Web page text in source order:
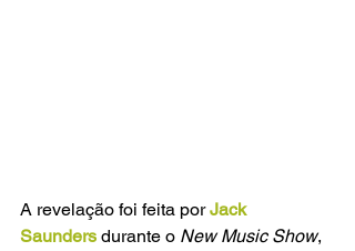
A revelação foi feita por Jack
Saunders durante o New Music Show,